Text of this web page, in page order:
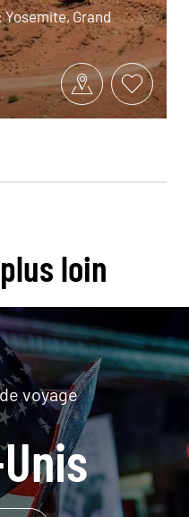
Grand
loin
voyage